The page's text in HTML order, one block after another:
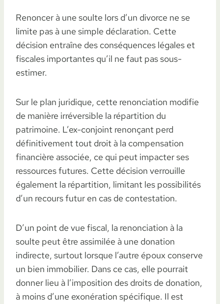
Renoncer à une soulte lors d’un divorce ne se
limite pas à une simple déclaration. Cette
décision entraîne des conséquences légales et
fiscales importantes qu’il ne faut pas sous-
estimer.
Sur le plan juridique, cette renonciation modifie
de manière irréversible la répartition du
patrimoine. L’ex-conjoint renonçant perd
définitivement tout droit à la compensation
financière associée, ce qui peut impacter ses
ressources futures. Cette décision verrouille
également la répartition, limitant les possibilités
d’un recours futur en cas de contestation.
D’un point de vue fiscal, la renonciation à la
soulte peut être assimilée à une donation
indirecte, surtout lorsque l’autre époux conserve
un bien immobilier. Dans ce cas, elle pourrait
donner lieu à l’imposition des droits de donation,
à moins d’une exonération spécifique. Il est